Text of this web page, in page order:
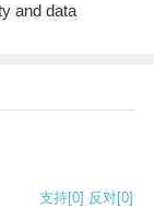
and data
支持[0] 反对[0]